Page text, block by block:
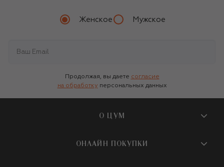
Женское Мужское
Продолжая, вы даете согласие
на обработку персональных данных
О ЦУМ
О магазине
ОНЛАЙН ПОКУПКИ